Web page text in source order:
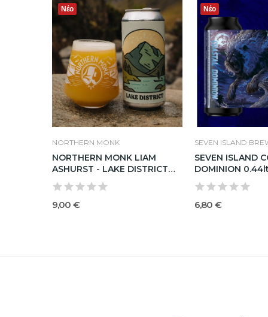
Νέο
NORTHERN MONK
NORTHERN MONK LIAM
ASHURST - LAKE DISTRICT
0.44lt
9,00 €
Νέο
SEVEN ISLAND
SEVEN ISLAND
DOMINION
6,80 €